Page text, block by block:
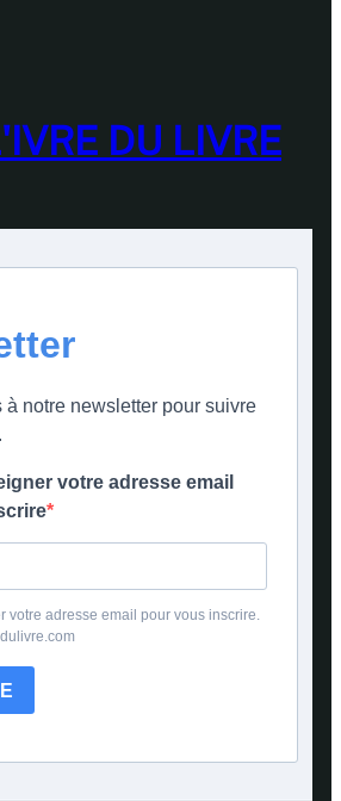
DU LIVRE
à notre newsletter pour suivre
votre adresse email
votre adresse email pour vous inscrire.